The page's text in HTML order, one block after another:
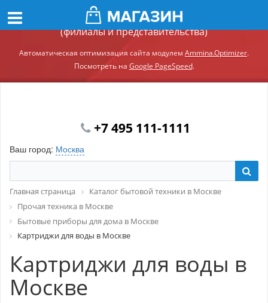
Демонстрационный сайт модуля Ammina.Регионы
(филиалы и представительства)
Автоматическая оптимизация сайта модулем Ammina.Optimizer.
Посмотреть на Google PageSpeed.
+7 495 111-1111
Ваш город: Москва
Главная страница
Каталог бытовой техники в Москве
Прочая техника в Москве
Бытовые приборы для дома в Москве
Картриджи для воды в Москве
Картриджи для воды в
Москве